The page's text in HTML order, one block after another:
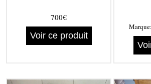
700€
Voir ce produit
Marque: